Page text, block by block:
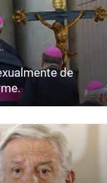
de